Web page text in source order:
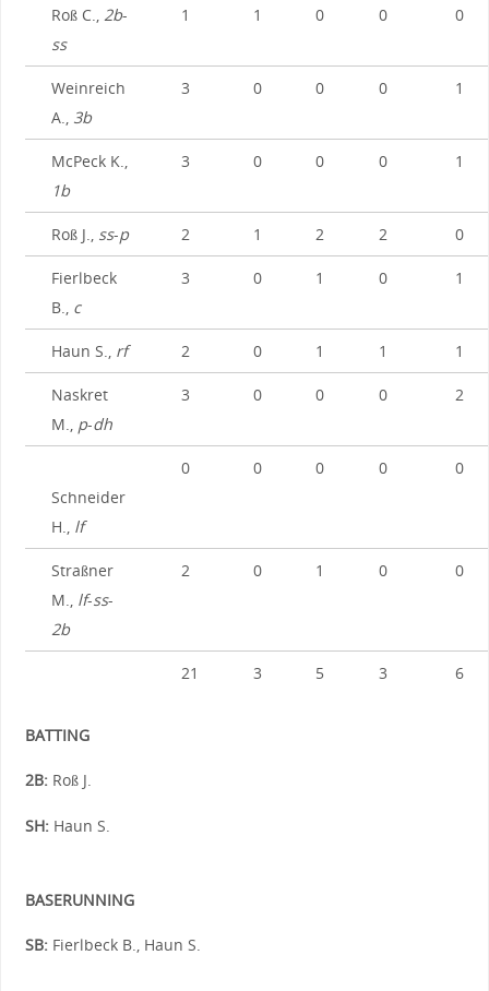
Roß C., 2b-
ss
1 1 0 0 0
Weinreich
A., 3b
3 0 0 0 1
McPeck K.,
1b
3 0 0 0 1
Roß J., ss-p 2 1 2 2 0
Fierlbeck
B., c
3 0 1 0 1
Haun S., rf 2 0 1 1 1
Naskret
M., p-dh
3 0 0 0 2
Schneider
H., lf
0 0 0 0 0
Straßner
M., lf-ss-
2b
2 0 1 0 0
21 3 5 3 6
BATTING
2B:Roß J.
SH:Haun S.
BASERUNNING
SB:Fierlbeck B., Haun S.